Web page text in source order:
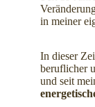
in meiner
In dieser
beruflicher
und seit